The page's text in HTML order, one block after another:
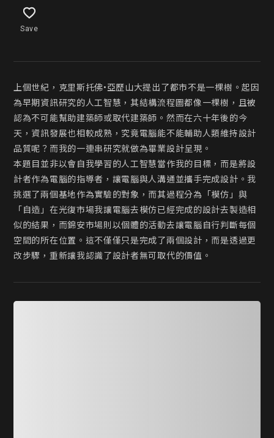
Save
上個世紀，克里斯托佛•亞歷山大提出了都市不是一棵樹。起因
為早期資訊研究的人工智慧，其結構流程圖都像一棵樹，且被
認為不可能幫助建築師或取代建築師。然而在六十年後的今
天，資訊發展也相較成熟，究竟電腦能不能輔助人類維持設計
品質呢？而我的一連串研究就做為畢業設計呈現。
本題目並非以會自我學習的人工智慧當作我的目標，而是將設
計者作為電腦的指導者，讓電腦與人溝通並攜手完成設計。我
挑選了兩個基地作為實驗的對象，而其過程分為「模仿」與
「自造」在光復市場我讓電腦去模仿已經完成的設計去製造相
似的結果，而錦安市場則以個體的活動去讓電腦自行判斷每個
空間的所在位置。這不僅僅只是完成了兩個設計，而是透過更
改步驟，重新讓我認識了設計者無可取代的價值。